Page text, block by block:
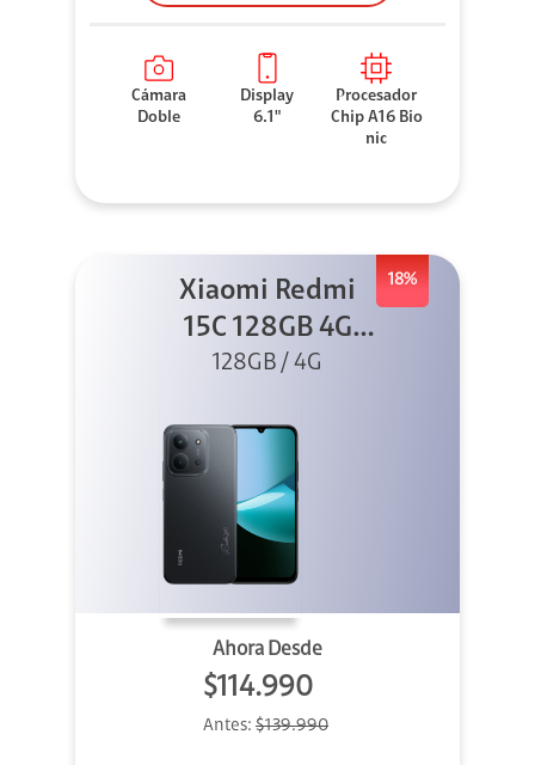
Cámara
Doble
Display
6.1"
Procesador
Chip A16 Bio
nic
18%
Xiaomi Redmi
15C 128GB 4G
Negro
128GB / 4G
Ahora Desde
$114.990
Antes: $139.990